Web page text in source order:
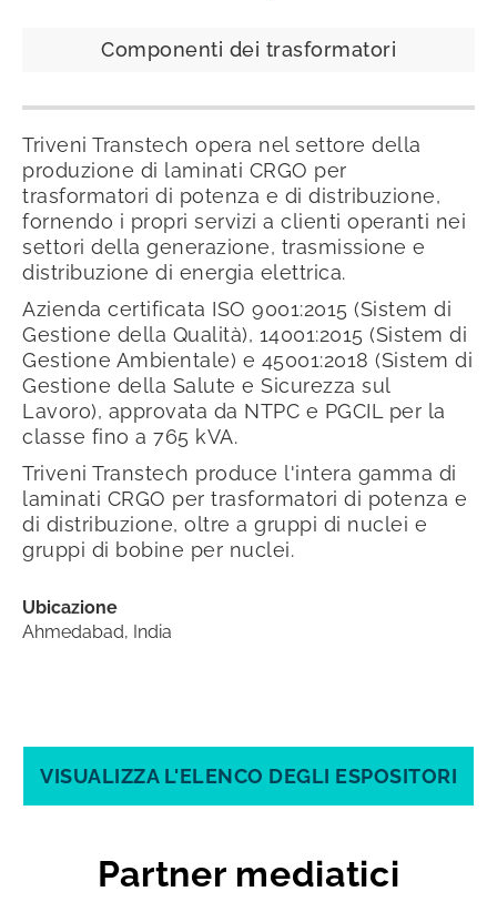
Componenti dei trasformatori
Triveni Transtech opera nel settore della
produzione di laminati CRGO per
trasformatori di potenza e di distribuzione,
fornendo i propri servizi a clienti operanti nei
settori della generazione, trasmissione e
distribuzione di energia elettrica.
Azienda certificata ISO 9001:2015 (Sistem di
Gestione della Qualità), 14001:2015 (Sistem di
Gestione Ambientale) e 45001:2018 (Sistem di
Gestione della Salute e Sicurezza sul
Lavoro), approvata da NTPC e PGCIL per la
classe fino a 765 kVA.
Triveni Transtech produce l'intera gamma di
laminati CRGO per trasformatori di potenza e
di distribuzione, oltre a gruppi di nuclei e
gruppi di bobine per nuclei.
Ubicazione
Ahmedabad, India
VISUALIZZA L'ELENCO DEGLI ESPOSITORI
Partner mediatici